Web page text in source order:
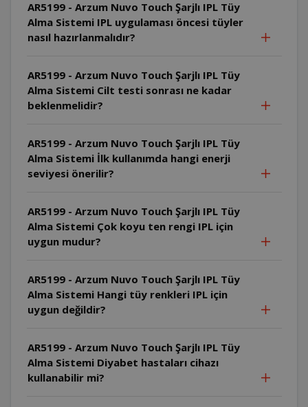
AR5199 - Arzum Nuvo Touch Şarjlı IPL Tüy
Alma Sistemi IPL uygulaması öncesi tüyler
nasıl hazırlanmalıdır?
AR5199 - Arzum Nuvo Touch Şarjlı IPL Tüy
Alma Sistemi Cilt testi sonrası ne kadar
beklenmelidir?
AR5199 - Arzum Nuvo Touch Şarjlı IPL Tüy
Alma Sistemi İlk kullanımda hangi enerji
seviyesi önerilir?
AR5199 - Arzum Nuvo Touch Şarjlı IPL Tüy
Alma Sistemi Çok koyu ten rengi IPL için
uygun mudur?
AR5199 - Arzum Nuvo Touch Şarjlı IPL Tüy
Alma Sistemi Hangi tüy renkleri IPL için
uygun değildir?
AR5199 - Arzum Nuvo Touch Şarjlı IPL Tüy
Alma Sistemi Diyabet hastaları cihazı
kullanabilir mi?